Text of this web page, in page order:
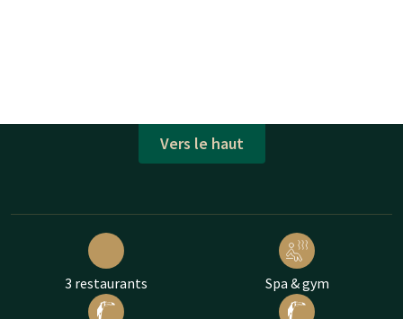
Vers le haut
3 restaurants Spa & gym